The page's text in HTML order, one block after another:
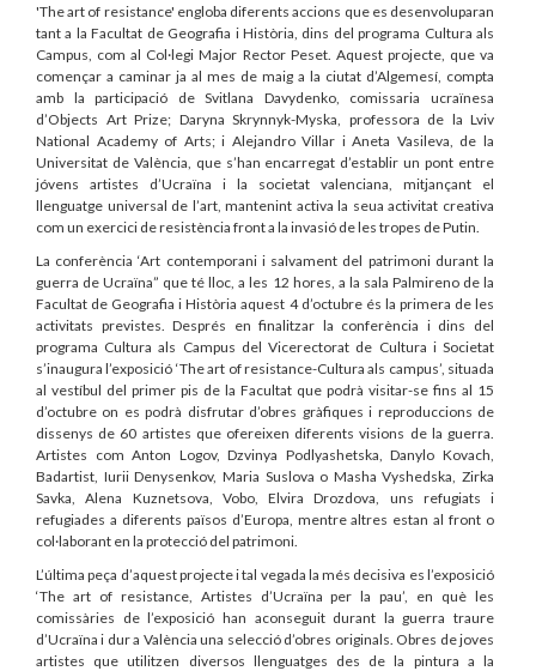
'The art of resistance' engloba diferents accions que es desenvoluparan
tant a la Facultat de Geografia i Història, dins del programa Cultura als
Campus, com al Col·legi Major Rector Peset. Aquest projecte, que va
començar a caminar ja al mes de maig a la ciutat d’Algemesí, compta
amb la participació de Svitlana Davydenko, comissaria ucraïnesa
d’Objects Art Prize; Daryna Skrynnyk-Myska, professora de la Lviv
National Academy of Arts; i Alejandro Villar i Aneta Vasileva, de la
Universitat de València, que s’han encarregat d’establir un pont entre
jóvens artistes d’Ucraïna i la societat valenciana, mitjançant el
llenguatge universal de l’art, mantenint activa la seua activitat creativa
com un exercici de resistència front a la invasió de les tropes de Putin.
La conferència ‘Art contemporani i salvament del patrimoni durant la
guerra de Ucraïna” que té lloc, a les 12 hores, a la sala Palmireno de la
Facultat de Geografia i Història aquest 4 d’octubre és la primera de les
activitats previstes. Després en finalitzar la conferència i dins del
programa Cultura als Campus del Vicerectorat de Cultura i Societat
s’inaugura l’exposició ‘The art of resistance-Cultura als campus’, situada
al vestíbul del primer pis de la Facultat que podrà visitar-se fins al 15
d’octubre on es podrà disfrutar d’obres gràfiques i reproduccions de
dissenys de 60 artistes que ofereixen diferents visions de la guerra.
Artistes com Anton Logov, Dzvinya Podlyashetska, Danylo Kovach,
Badartist, Iurii Denysenkov, Maria Suslova o Masha Vyshedska, Zirka
Savka, Alena Kuznetsova, Vobo, Elvira Drozdova, uns refugiats i
refugiades a diferents països d’Europa, mentre altres estan al front o
col·laborant en la protecció del patrimoni.
L’última peça d’aquest projecte i tal vegada la més decisiva es l’exposició
‘The art of resistance, Artistes d’Ucraïna per la pau’, en què les
comissàries de l’exposició han aconseguit durant la guerra traure
d’Ucraïna i dur a València una selecció d’obres originals. Obres de joves
artistes que utilitzen diversos llenguatges des de la pintura a la